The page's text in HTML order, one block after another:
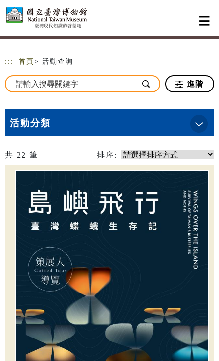
跳到主要內容
網站導覽
::: 首頁 > 活動查詢
進階
活動分類
共 22 筆 排序: